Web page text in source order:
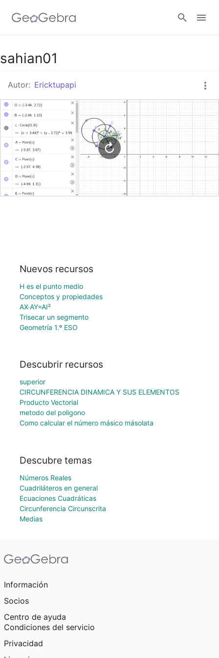
Google Classroom
GeoGebra Classroom
Abrir sesión
sahian01
Autor: Ericktupapi
Nuevos recursos
H es el punto medio
Conceptos y propiedades
AX·AY=AI²
Trisecar un segmento
Geometría 1.º ESO
Descubrir recursos
superior
CIRCUNFERENCIA DINAMICA Y SUS ELEMENTOS
Producto Vectorial
metodo del poligono
Como calcular el número másico másolata
Descubre temas
Números Reales
Cuadriláteros en general
Ecuaciones Cuadráticas
Circunferencia Circunscrita
Medias
Información
Socios
Centro de ayuda
Condiciones del servicio
Privacidad